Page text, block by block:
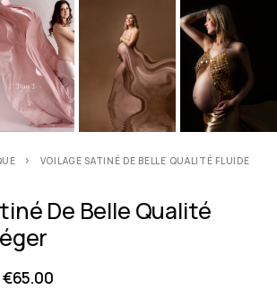
VOILAGE SATINÉ DE BELLE QUALITÉ FLUIDE
De Belle Qualité
€65.00